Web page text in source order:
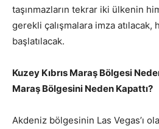
taşınmazların tekrar iki ülkenin
gerekli çalışmalara imza atılacak,
başlatılacak.
Kuzey Kıbrıs Maraş Bölgesi
Maraş Bölgesini Neden Kapattı?
Akdeniz bölgesinin Las Vegas’ı